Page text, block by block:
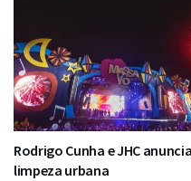
Rodrigo Cunha e JHC
limpeza urbana